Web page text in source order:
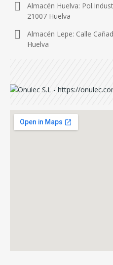
Almacén Huelva:
21007 Huelva
Almacén Lepe: Calle
Huelva